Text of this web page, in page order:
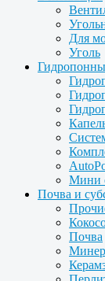
Для
Уголь
Мини
Почва и
Почва